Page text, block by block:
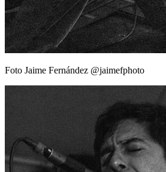
Foto Jaime Fernández @jaimefphoto